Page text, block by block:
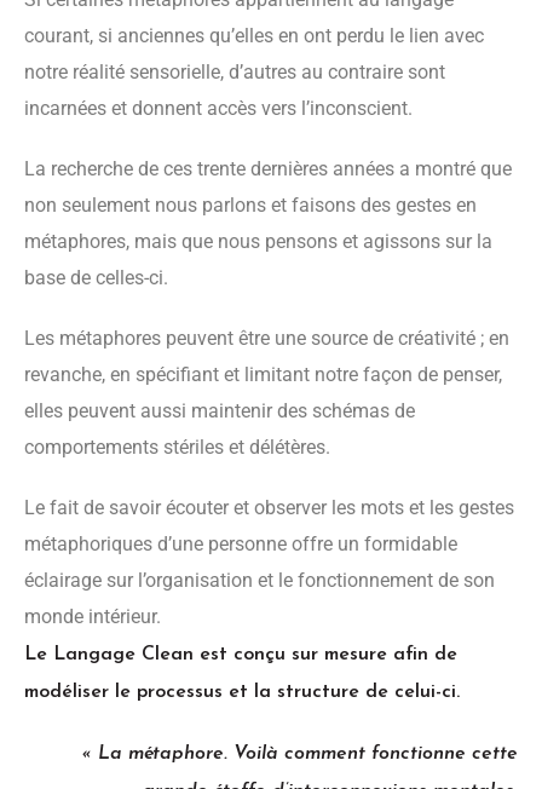
courant, si anciennes qu’elles en ont perdu le lien avec
notre réalité sensorielle, d’autres au contraire sont
incarnées et donnent accès vers l’inconscient.
La recherche de ces trente dernières années a montré que
non seulement nous parlons et faisons des gestes en
métaphores, mais que nous pensons et agissons sur la
base de celles-ci.
Les métaphores peuvent être une source de créativité ; en
revanche, en spécifiant et limitant notre façon de penser,
elles peuvent aussi maintenir des schémas de
comportements stériles et délétères.
Le fait de savoir écouter et observer les mots et les gestes
métaphoriques d’une personne offre un formidable
éclairage sur l’organisation et le fonctionnement de son
monde intérieur.
Le Langage Clean est conçu sur mesure afin de
modéliser le processus et la structure de celui-ci.
« La métaphore. Voilà comment fonctionne cette